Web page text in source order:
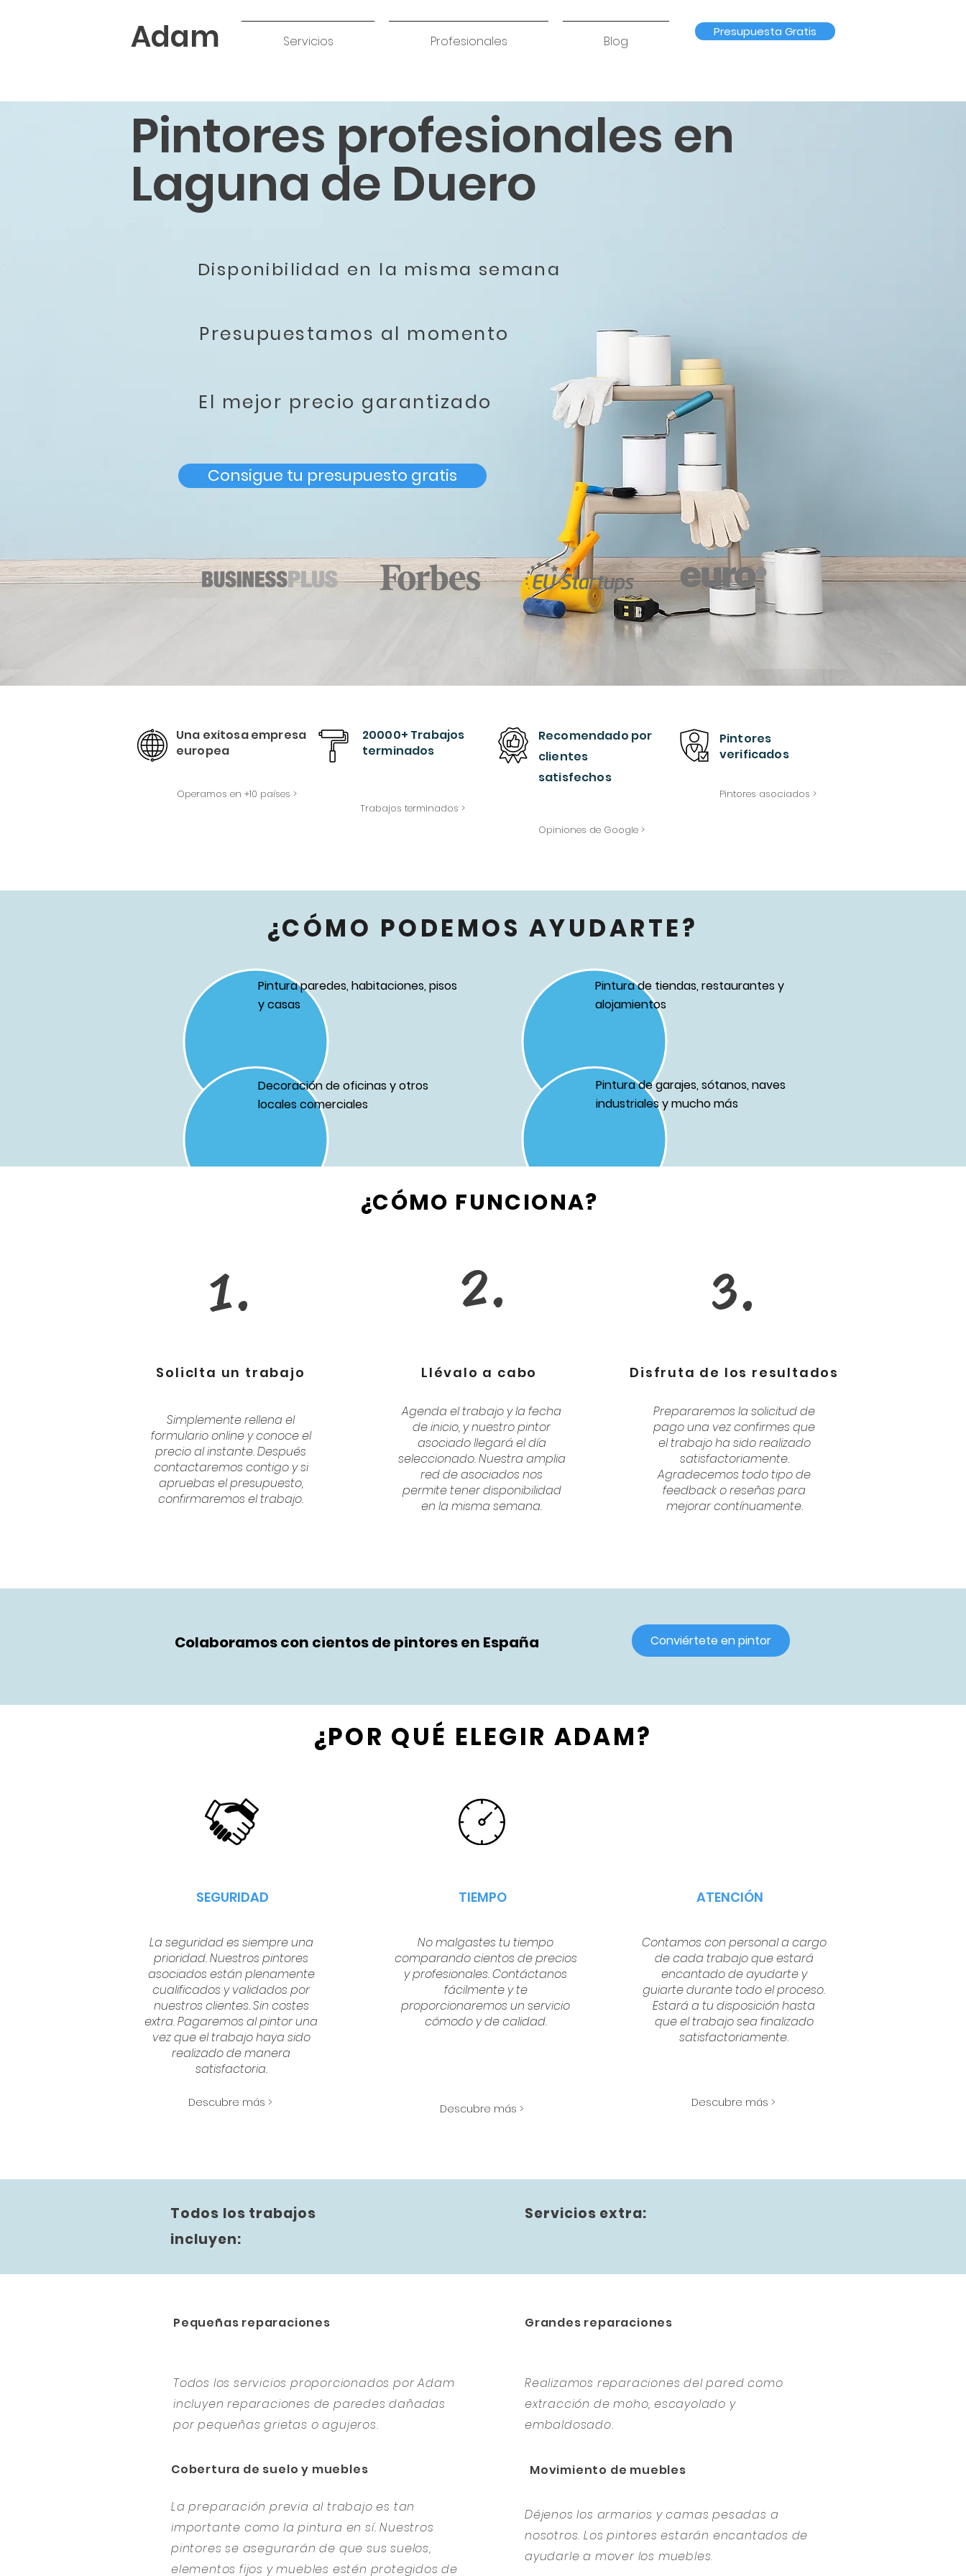
Adam Servicios Profesionales Blog
Presupuesta Gratis
Pintores profesionales en
Laguna de Duero
Disponibilidad en la misma semana
Presupuestamos al momento
El mejor precio garantizado
Consigue tu presupuesto gratis
Una exitosa empresa
europea
Operamos en +10 países >
20000+ Trabajos
terminados
Trabajos terminados >
Recomendado por
clientes
satisfechos
Opiniones de Google >
Pintores
verificados
Pintores asociados >
¿CÓMO PODEMOS AYUDARTE?
Pintura paredes, habitaciones, pisos
y casas
Pintura de tiendas, restaurantes y
alojamientos
Decoración de oficinas y otros
locales comerciales
Pintura de garajes, sótanos, naves
industriales y mucho más
1.
SolicIta un trabajo
Simplemente rellena el
formulario online y conoce el
precio al instante. Después
contactaremos contigo y si
apruebas el presupuesto,
confirmaremos el trabajo.
¿CÓMO FUNCIONA?
2.
Llévalo a cabo
Agenda el trabajo y la fecha
de inicio, y nuestro pintor
asociado llegará el día
seleccionado. Nuestra amplia
red de asociados nos
permite tener disponibilidad
en la misma semana.
3.
Disfruta de los resultados
Prepararemos la solicitud de
pago una vez confirmes que
el trabajo ha sido realizado
satisfactoriamente.
Agradecemos todo tipo de
feedback o reseñas para
mejorar contínuamente.
Colaboramos con cientos de pintores en España Conviértete en pintor
SEGURIDAD
La seguridad es siempre una
prioridad. Nuestros pintores
asociados están plenamente
cualificados y validados por
nuestros clientes. Sin costes
extra. Pagaremos al pintor una
vez que el trabajo haya sido
realizado de manera
satisfactoria.
Descubre más >
TIEMPO
No malgastes tu tiempo
comparando cientos de precios
y profesionales. Contáctanos
fácilmente y te
proporcionaremos un servicio
cómodo y de calidad.
Descubre más >
ATENCIÓN
Contamos con personal a cargo
de cada trabajo que estará
encantado de ayudarte y
guiarte durante todo el proceso.
Estará a tu disposición hasta
que el trabajo sea finalizado
satisfactoriamente.
Descubre más >
¿POR QUÉ ELEGIR ADAM?
Todos los trabajos
incluyen:
Servicios extra:
Pequeñas reparaciones
Todos los servicios proporcionados por Adam
incluyen reparaciones de paredes dañadas
por pequeñas grietas o agujeros.
Cobertura de suelo y muebles
La preparación previa al trabajo es tan
importante como la pintura en sí. Nuestros
pintores se asegurarán de que sus suelos,
elementos fijos y muebles estén protegidos de
Grandes reparaciones
Realizamos reparaciones del pared como
extracción de moho, escayolado y
embaldosado.
Movimiento de muebles
Déjenos los armarios y camas pesadas a
nosotros. Los pintores estarán encantados de
ayudarle a mover los muebles.